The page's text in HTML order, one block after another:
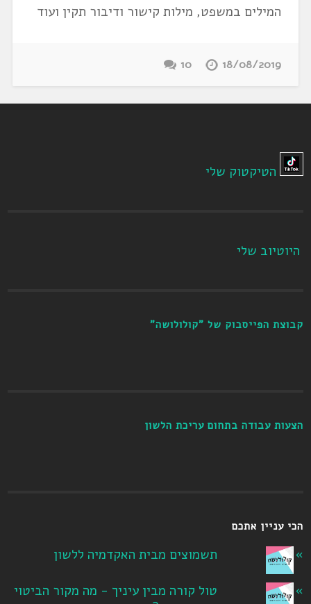
המילים במשפט, מילות קישור ודיבור תקין ועוד
18/08/2019
10
הטיקטוק שלי
היוטיוב שלי
קבוצת הפייסבוק של "קולולושה"
הצעות עבודה בתחום עריכת הלשון
הכי עניין אתכם
תשמוצים מבית האקדמיה ללשון
טול קורה מבין עיניך - מה מקור הביטוי